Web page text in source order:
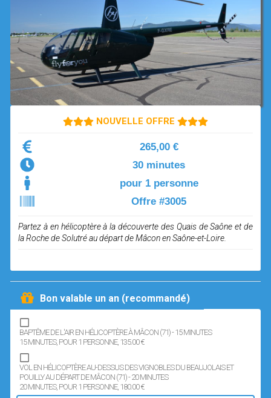
OPEN SUBMENU (SIMULATEUR)
SIMULATEUR
OPEN SUBMENU (DRÔNE)
DRÔNE
NOUVELLE OFFRE
265,00 €
30 minutes
pour 1 personne
Offre #3005
Partez à en hélicoptère à la découverte des Quais de Saône et de
la Roche de Solutré au départ de Mâcon en Saône-et-Loire.
Bon valable un an (recommandé)
BAPTÊME DE L'AIR EN HÉLICOPTÈRE À MÂCON (71) - 15 MINUTES
15 MINUTES, POUR 1 PERSONNE, 135.00 €
VOL EN HÉLICOPTÈRE AU-DESSUS DES VIGNOBLES DU BEAUJOLAIS ET
POUILLY AU DÉPART DE MÂCON (71) - 20 MINUTES
20 MINUTES, POUR 1 PERSONNE, 180.00 €